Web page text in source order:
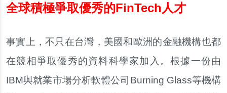
全球積極爭取優秀的FinTech人才
事實上，不只在台灣，美國和歐洲的金融機構也都
在競相爭取優秀的資料科學家加入。根據一份由
IBM與就業市場分析軟體公司Burning Glass等機構